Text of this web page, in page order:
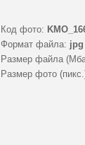
Код фото:
Формат файла: jpg
Размер файла
Размер фото